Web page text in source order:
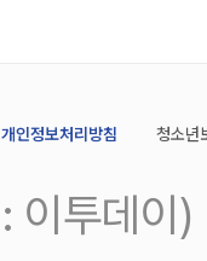
개인정보처리방침 청소년
이투데